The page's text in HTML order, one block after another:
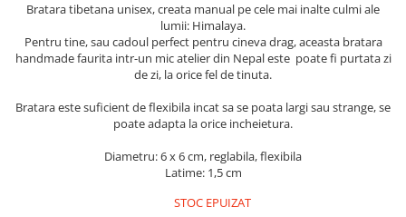
Bratara tibetana unisex, creata manual pe cele mai inalte culmi ale
lumii: Himalaya.
Pentru tine, sau cadoul perfect pentru cineva drag, aceasta bratara
handmade faurita intr-un mic atelier din Nepal este poate fi purtata zi
de zi, la orice fel de tinuta.
Bratara este suficient de flexibila incat sa se poata largi sau strange, se
poate adapta la orice incheietura.
Diametru: 6 x 6 cm, reglabila, flexibila
Latime: 1,5 cm
STOC EPUIZAT